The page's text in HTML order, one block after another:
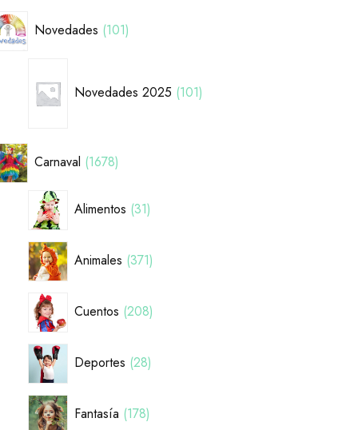
Novedades 101
Novedades 2025 101
Carnaval 1678
Alimentos 31
Animales 371
Cuentos 208
Deportes 28
Fantasía 178